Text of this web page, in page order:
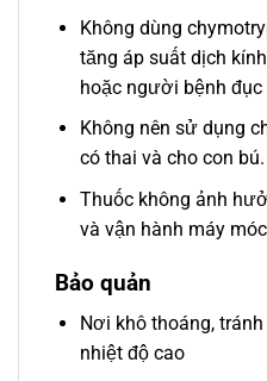
Không dùng
tăng áp suất dịch
hoặc người bệnh
Không nên sử dụng
có thai và cho con bú.
Thuốc không ảnh
và vận hành máy
Bảo quản
Nơi khô thoáng,
nhiệt độ cao